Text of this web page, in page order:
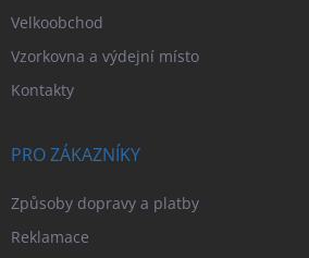
Velkoobchod
Vzorkovna a výdejní místo
Kontakty
PRO ZÁKAZNÍKY
Způsoby dopravy a platby
Reklamace